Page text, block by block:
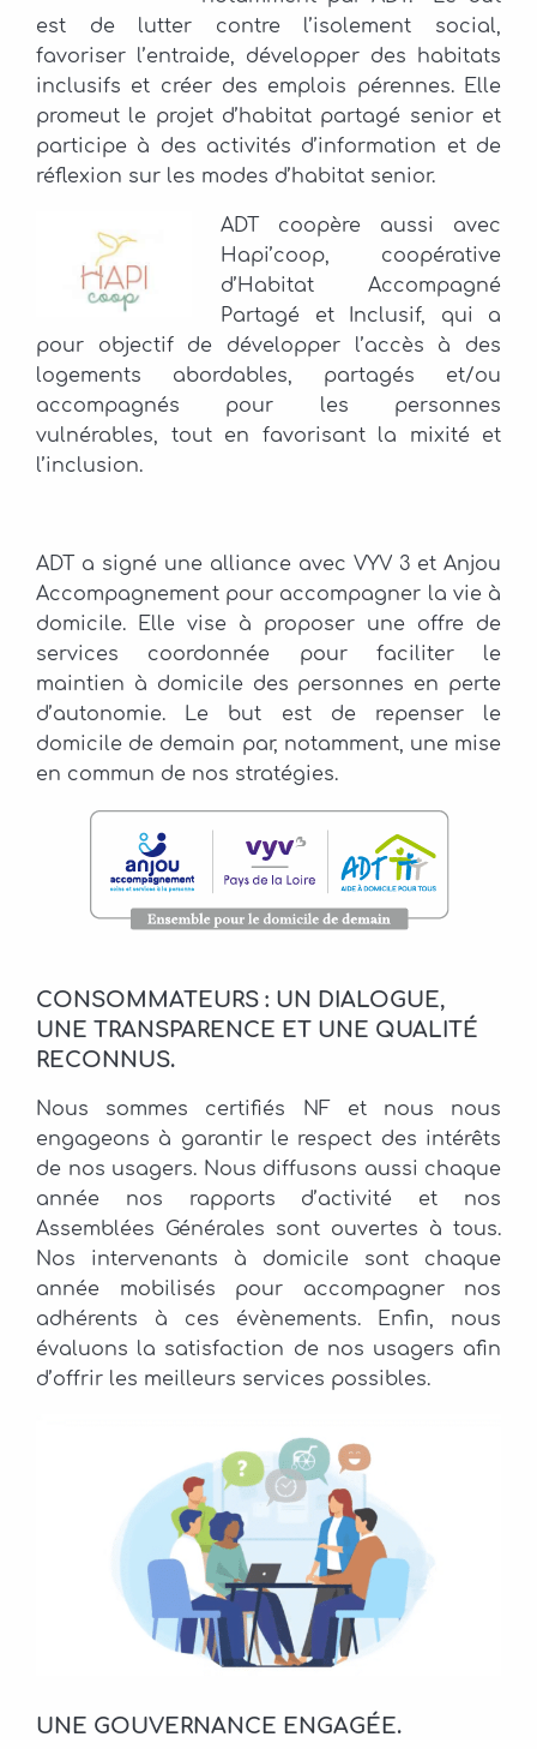
est de lutter contre l’isolement social,
favoriser l’entraide, développer des habitats
inclusifs et créer des emplois pérennes. Elle
promeut le projet d’habitat partagé senior et
participe à des activités d’information et de
réflexion sur les modes d’habitat senior.
ADT coopère aussi avec
Hapi’coop, coopérative
d’Habitat Accompagné
Partagé et Inclusif, qui a
pour objectif de développer l’accès à des
logements abordables, partagés et/ou
accompagnés pour les personnes
vulnérables, tout en favorisant la mixité et
l’inclusion.
ADT a signé une alliance avec VYV 3 et Anjou
Accompagnement pour accompagner la vie à
domicile. Elle vise à proposer une offre de
services coordonnée pour faciliter le
maintien à domicile des personnes en perte
d’autonomie. Le but est de repenser le
domicile de demain par, notamment, une mise
en commun de nos stratégies.
CONSOMMATEURS : UN DIALOGUE,
UNE TRANSPARENCE ET UNE QUALITÉ
RECONNUS.
Nous sommes certifiés NF et nous nous
engageons à garantir le respect des intérêts
de nos usagers. Nous diffusons aussi chaque
année nos rapports d’activité et nos
Assemblées Générales sont ouvertes à tous.
Nos intervenants à domicile sont chaque
année mobilisés pour accompagner nos
adhérents à ces évènements. Enfin, nous
évaluons la satisfaction de nos usagers afin
d’offrir les meilleurs services possibles.
UNE GOUVERNANCE ENGAGÉE.